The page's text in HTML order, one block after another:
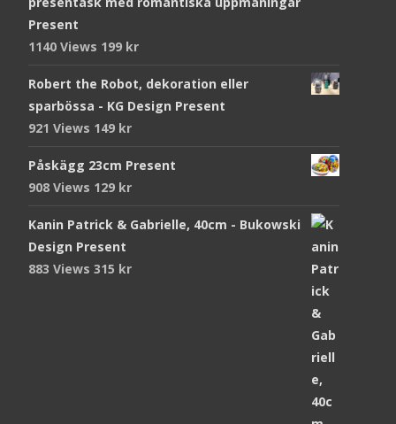
Present
1140 Views 199 kr
Robert the Robot, dekoration eller
sparbössa - KG Design Present
921 Views 149 kr
Påskägg 23cm Present
908 Views 129 kr
Kanin Patrick & Gabrielle, 40cm - Bukowski
Design Present
883 Views 315 kr